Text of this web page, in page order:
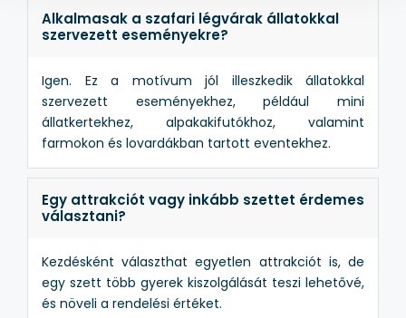
Alkalmasak a szafari légvárak állatokkal
szervezett eseményekre?
Igen. Ez a motívum jól illeszkedik állatokkal
szervezett eseményekhez, például mini
állatkertekhez, alpakakifutókhoz, valamint
farmokon és lovardákban tartott eventekhez.
Egy attrakciót vagy inkább szettet érdemes
választani?
Kezdésként választhat egyetlen attrakciót is, de
egy szett több gyerek kiszolgálását teszi lehetővé,
és növeli a rendelési értéket.